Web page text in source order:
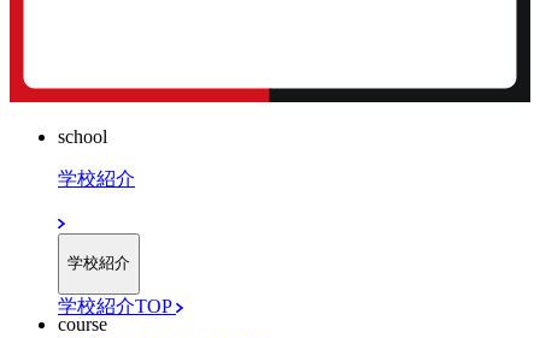
school
学校紹介
学校紹介
学校紹介TOP
course